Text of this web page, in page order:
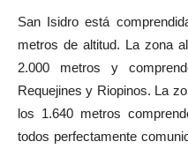
San Isidro está
metros de altitud. La zona
2.000 metros y
Requejines y Riopinos. La
los 1.640 metros
todos perfectamente